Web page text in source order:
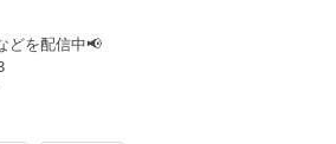
どを配信中📢